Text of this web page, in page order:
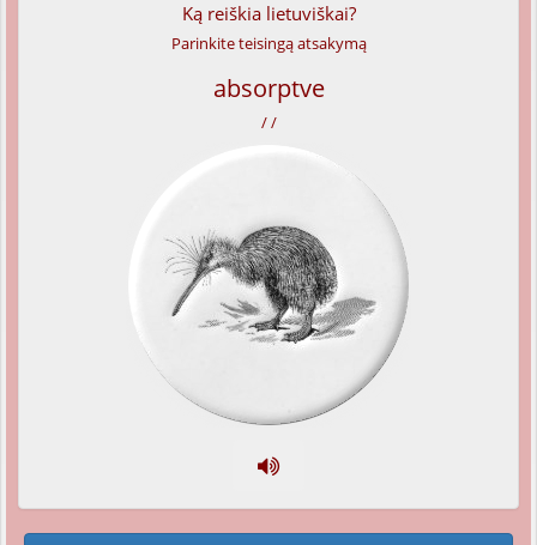
Ką reiškia lietuviškai?
Parinkite teisingą atsakymą
absorptve
/ /